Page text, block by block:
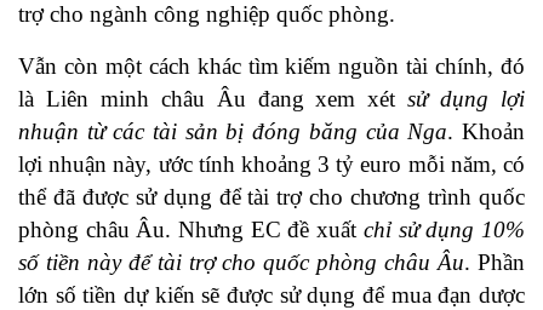
trợ cho ngành công nghiệp quốc phòng.
Vẫn còn một cách khác tìm kiếm nguồn tài chính, đó
là Liên minh châu Âu đang xem xétsử dụng lợi
nhuận từ các tài sản bị đóng băng của Nga. Khoản
lợi nhuận này, ước tính khoảng 3 tỷ euro mỗi năm, có
thể đã được sử dụng để tài trợ cho chương trình quốc
phòng châu Âu. Nhưng EC đề xuất chỉ sử dụng 10%
số tiền này để tài trợ cho quốc phòng châu Âu. Phần
lớn số tiền dự kiến sẽ được sử dụng để mua đạn dược